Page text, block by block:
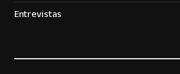
Entrevistas